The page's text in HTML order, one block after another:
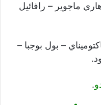
ماجوير – رافائيل
– بول بوجبا –
.